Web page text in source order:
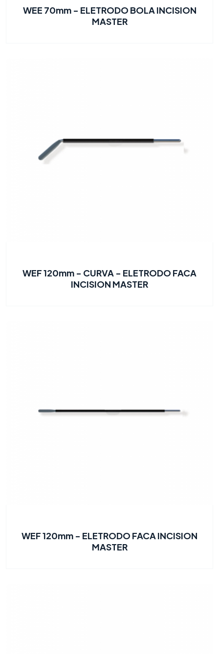
WEE 70mm - ELETRODO BOLA INCISION
MASTER
WEF 120mm - CURVA - ELETRODO FACA
INCISION MASTER
WEF 120mm - ELETRODO FACA INCISION
MASTER